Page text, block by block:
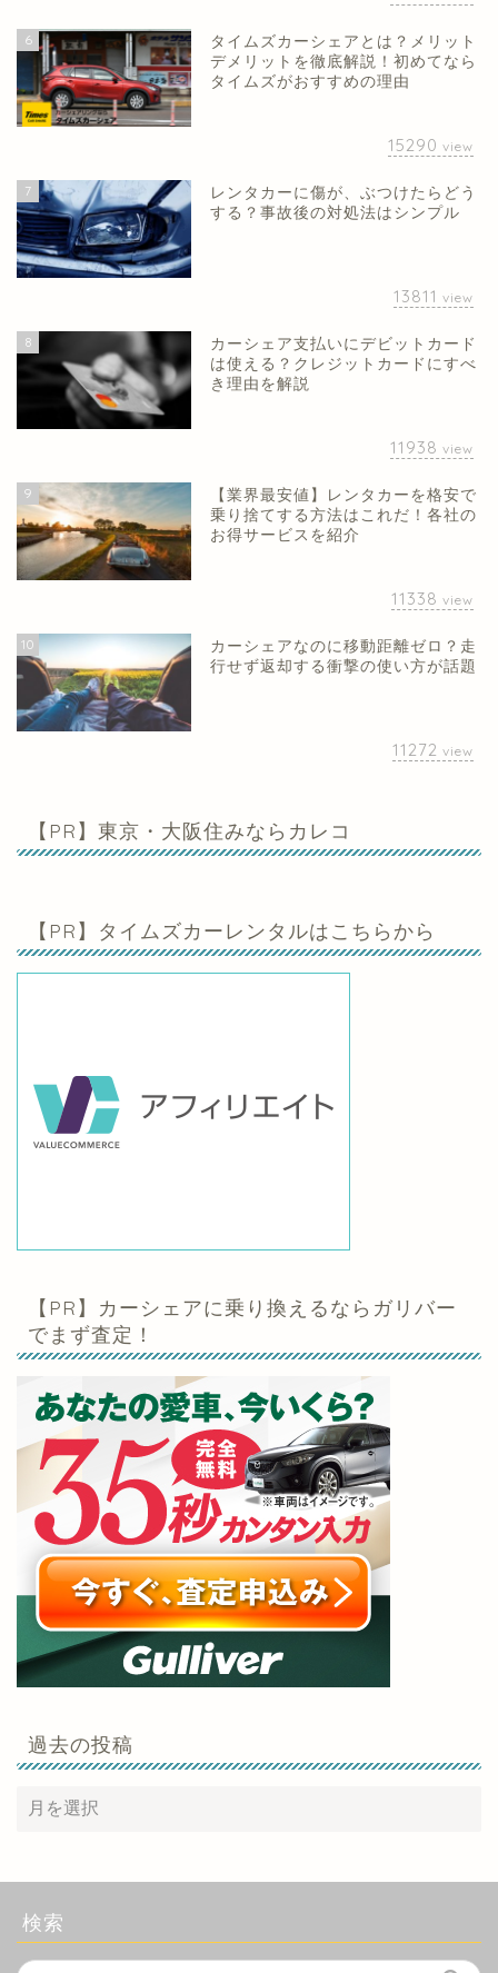
6
タイムズカーシェアとは？メリット
デメリットを徹底解説！初めてなら
タイムズがおすすめの理由
15290 view
7
レンタカーに傷が、ぶつけたらどう
する？事故後の対処法はシンプル
13811 view
8
カーシェア支払いにデビットカード
は使える？クレジットカードにすべ
き理由を解説
11938 view
9
【業界最安値】レンタカーを格安で
乗り捨てする方法はこれだ！各社の
お得サービスを紹介
11338 view
10
カーシェアなのに移動距離ゼロ？走
行せず返却する衝撃の使い方が話題
11272 view
【PR】東京・大阪住みならカレコ
【PR】タイムズカーレンタルはこちらから
【PR】カーシェアに乗り換えるならガリバー
でまず査定！
過去の投稿
検索